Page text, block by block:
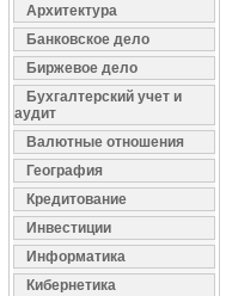
Архитектура
Банковское дело
Биржевое дело
Бухгалтерский учет и
аудит
Валютные отношения
География
Кредитование
Инвестиции
Информатика
Кибернетика